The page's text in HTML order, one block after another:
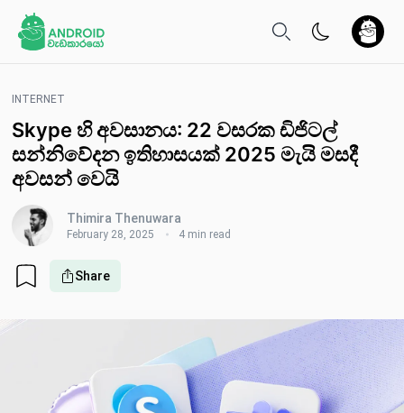
INTERNET
Skype හි අවසානය: 22 වසරක ඩිජිටල්
සන්නිවේදන ඉතිහාසයක් 2025 මැයි මසදී
අවසන් වෙයි
Thimira Thenuwara
February 28, 2025 4 min read
Share